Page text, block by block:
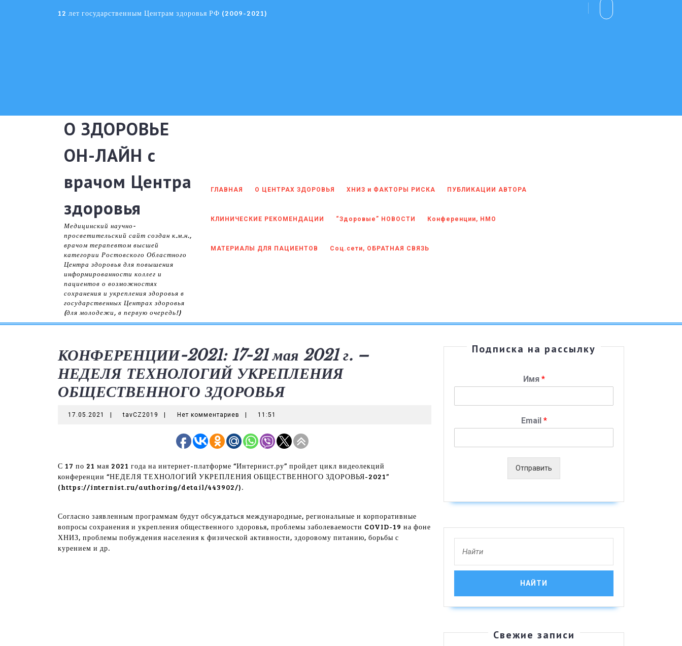
12 лет государственным Центрам здоровья РФ (2009-2021)
О ЗДОРОВЬЕ
ОН-ЛАЙН с
врачом Центра
здоровья
Медицинский научно-
просветительский сайт создан к.м.н.,
врачом терапевтом высшей
категории Ростовского Областного
Центра здоровья для повышения
информированности коллег и
пациентов о возможностях
сохранения и укрепления здоровья в
государственных Центрах здоровья
(для молодежи, в первую очередь!)
ГЛАВНАЯ О ЦЕНТРАХ ЗДОРОВЬЯ ХНИЗ и ФАКТОРЫ РИСКА ПУБЛИКАЦИИ АВТОРА
КЛИНИЧЕСКИЕ РЕКОМЕНДАЦИИ “Здоровые” НОВОСТИ Конференции, НМО
МАТЕРИАЛЫ ДЛЯ ПАЦИЕНТОВ Соц.сети, ОБРАТНАЯ СВЯЗЬ
КОНФЕРЕНЦИИ-2021: 17-21 мая 2021 г. –
НЕДЕЛЯ ТЕХНОЛОГИЙ УКРЕПЛЕНИЯ
ОБЩЕСТВЕННОГО ЗДОРОВЬЯ
17.05.2021 17.05.2021
| tavCZ2019 tavCZ2019
| Нет комментариев | 11:51
С 17 по 21 мая 2021 года на интернет-платформе “Интернист.ру” пройдет цикл видеолекций
конференции “НЕДЕЛЯ ТЕХНОЛОГИЙ УКРЕПЛЕНИЯ ОБЩЕСТВЕННОГО ЗДОРОВЬЯ-2021”
(https://internist.ru/authoring/detail/443902/).
Согласно заявленным программам будут обсуждаться международные, региональные и корпоративные
вопросы сохранения и укрепления общественного здоровья, проблемы заболеваемости COVID-19 на фоне
ХНИЗ, проблемы побуждения населения к физической активности, здоровому питанию, борьбы с
курением и др.
Подписка на рассылку
Имя *
Email *
Отправить
for:
Свежие записи